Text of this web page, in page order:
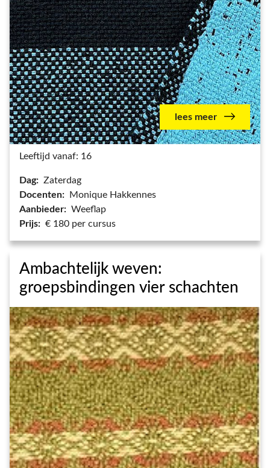
lees meer
Leeftijd vanaf: 16
Dag: Zaterdag
Docenten: Monique Hakkennes
Aanbieder: Weeflap
Prijs: € 180 per cursus
Ambachtelijk weven:
groepsbindingen vier schachten